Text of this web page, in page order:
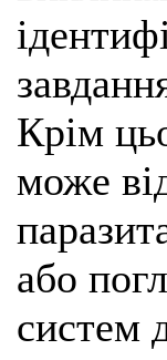
Крім
може
або
систем